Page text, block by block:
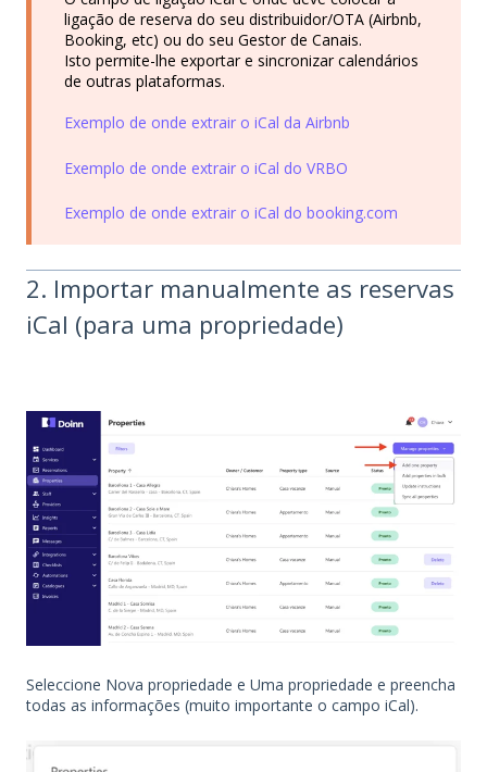
ligação de reserva do seu distribuidor/OTA (Airbnb,
Booking, etc) ou do seu Gestor de Canais.
Isto permite-lhe exportar e sincronizar calendários
de outras plataformas.
Exemplo de onde extrair o iCal da Airbnb
Exemplo de onde extrair o iCal do VRBO
Exemplo de onde extrair o iCal do booking.com
2. Importar manualmente as reservas
iCal (para uma propriedade)
Seleccione Nova propriedade e Uma propriedade e preencha
todas as informações (muito importante o campo iCal).